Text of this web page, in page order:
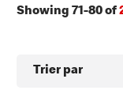
Showing 71-80of
Trier par